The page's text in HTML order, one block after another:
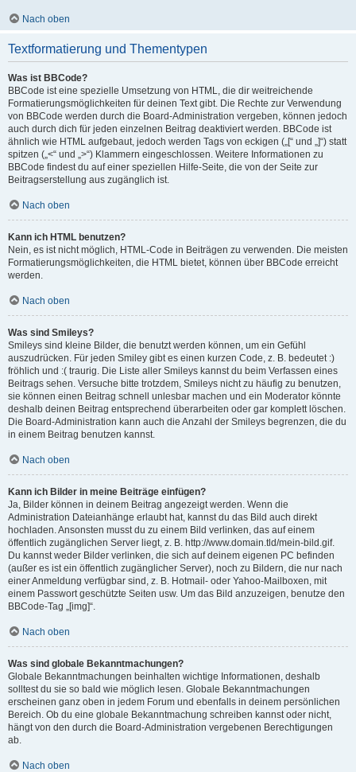
Nach oben
Textformatierung und Thementypen
Was ist BBCode?
BBCode ist eine spezielle Umsetzung von HTML, die dir weitreichende
Formatierungsmöglichkeiten für deinen Text gibt. Die Rechte zur Verwendung
von BBCode werden durch die Board-Administration vergeben, können jedoch
auch durch dich für jeden einzelnen Beitrag deaktiviert werden. BBCode ist
ähnlich wie HTML aufgebaut, jedoch werden Tags von eckigen („[“ und „]“) statt
spitzen („<“ und „>“) Klammern eingeschlossen. Weitere Informationen zu
BBCode findest du auf einer speziellen Hilfe-Seite, die von der Seite zur
Beitragserstellung aus zugänglich ist.
Nach oben
Kann ich HTML benutzen?
Nein, es ist nicht möglich, HTML-Code in Beiträgen zu verwenden. Die meisten
Formatierungsmöglichkeiten, die HTML bietet, können über BBCode erreicht
werden.
Nach oben
Was sind Smileys?
Smileys sind kleine Bilder, die benutzt werden können, um ein Gefühl
auszudrücken. Für jeden Smiley gibt es einen kurzen Code, z. B. bedeutet :)
fröhlich und :( traurig. Die Liste aller Smileys kannst du beim Verfassen eines
Beitrags sehen. Versuche bitte trotzdem, Smileys nicht zu häufig zu benutzen,
sie können einen Beitrag schnell unlesbar machen und ein Moderator könnte
deshalb deinen Beitrag entsprechend überarbeiten oder gar komplett löschen.
Die Board-Administration kann auch die Anzahl der Smileys begrenzen, die du
in einem Beitrag benutzen kannst.
Nach oben
Kann ich Bilder in meine Beiträge einfügen?
Ja, Bilder können in deinem Beitrag angezeigt werden. Wenn die
Administration Dateianhänge erlaubt hat, kannst du das Bild auch direkt
hochladen. Ansonsten musst du zu einem Bild verlinken, das auf einem
öffentlich zugänglichen Server liegt, z. B. http://www.domain.tld/mein-bild.gif.
Du kannst weder Bilder verlinken, die sich auf deinem eigenen PC befinden
(außer es ist ein öffentlich zugänglicher Server), noch zu Bildern, die nur nach
einer Anmeldung verfügbar sind, z. B. Hotmail- oder Yahoo-Mailboxen, mit
einem Passwort geschützte Seiten usw. Um das Bild anzuzeigen, benutze den
BBCode-Tag „[img]“.
Nach oben
Was sind globale Bekanntmachungen?
Globale Bekanntmachungen beinhalten wichtige Informationen, deshalb
solltest du sie so bald wie möglich lesen. Globale Bekanntmachungen
erscheinen ganz oben in jedem Forum und ebenfalls in deinem persönlichen
Bereich. Ob du eine globale Bekanntmachung schreiben kannst oder nicht,
hängt von den durch die Board-Administration vergebenen Berechtigungen
ab.
Nach oben